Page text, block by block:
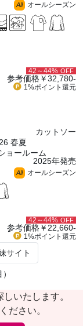
All オールシーズン
42～44% OFF
参考価格￥32,780-
1%ポイント 還元
カットソー
春夏
ョールーム
2025年発売
All オールシーズン
42～44% OFF
参考価格￥22,660-
1%ポイント 還元
サイト
いたします。
ださい。